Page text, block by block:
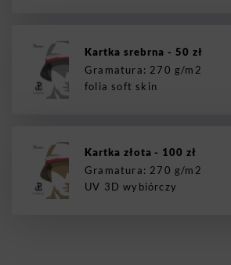
Kartka srebrna - 50 zł
Gramatura: 270 g/m2
folia soft skin
Kartka złota - 100 zł
Gramatura: 270 g/m2
UV 3D wybiórczy